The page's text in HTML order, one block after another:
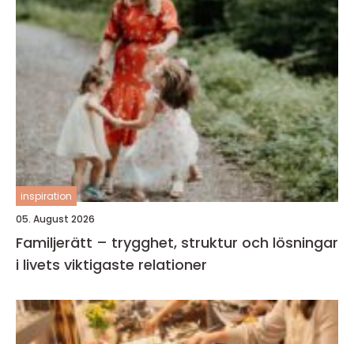
inspiration
05. August 2026
Familjerätt – trygghet, struktur och lösningar
i livets viktigaste relationer